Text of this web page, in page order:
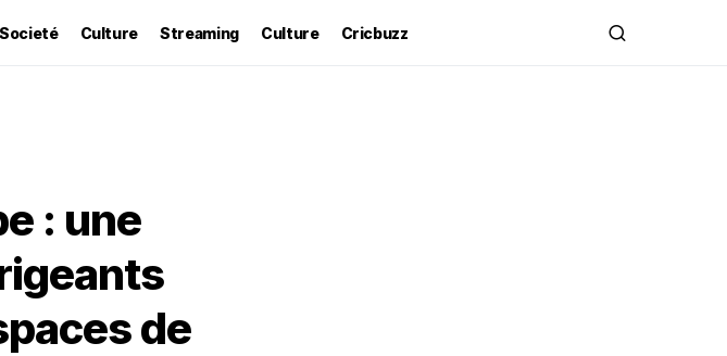
Societé Culture Streaming Culture Cricbuzz
: une
de